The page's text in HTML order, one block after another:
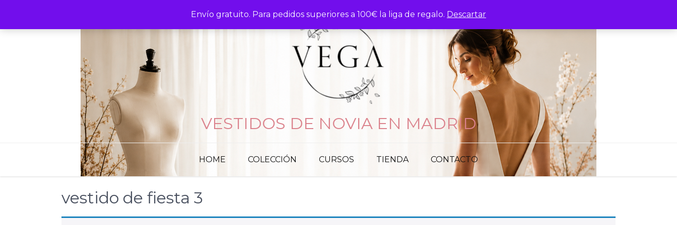
Envío gratuito. Para pedidos superiores a 100€ la liga de regalo. Descartar
content
VESTIDOS DE NOVIA EN MADRID
HOME COLECCIÓN CURSOS TIENDA CONTACTO
vestido de fiesta 3